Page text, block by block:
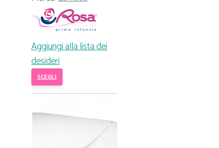
Aggiungi alla lista dei
desideri
SCEGLI